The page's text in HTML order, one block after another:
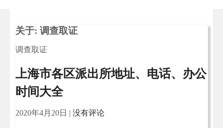
关于: 调查取证
调查取证
上海市各区派出所地址、电话、办公
时间大全
2020年4月20日 | 没有评论